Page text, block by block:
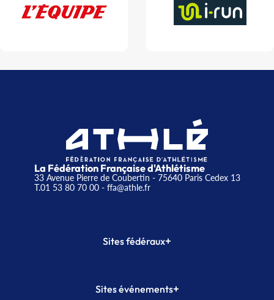
La Fédération Française d'Athlétisme
33 Avenue Pierre de Coubertin - 75640 Paris Cedex 13
T.01 53 80 70 00- ffa@athle.fr
Sites fédéraux+
Plateforme Formation
Sites événements+